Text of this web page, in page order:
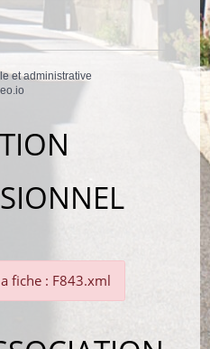
et administrative
fiche : F843.xml